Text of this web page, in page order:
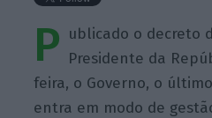
P ublicado o decreto
Presidente da
feira, o Governo, o
entra em modo de